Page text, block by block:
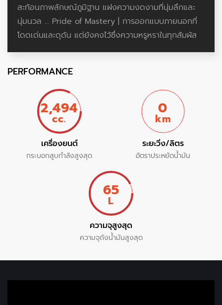
สะท้อนภาพลักษณ์ภูมิฐาน แฝงความงดงามที่นุ่มลึกและ
นุ่มนวล ... Pride of Mastery | การออกแบบภายนอกที่
โดดเด่นและดุดัน แต่ยังคงไว้ซึ่งความหรูหราในทุกสัมผัส
PERFORMANCE
2,494
cc.
เครื่องยนต์
กระบอกสูบกำลังสูงสุด
0
km
ระยะวิ่ง/ลิตร
อัตราประหยัดน้ำมัน
65
L
ความจุสูงสุด
ความจุถังน้ำมันสูงสุด